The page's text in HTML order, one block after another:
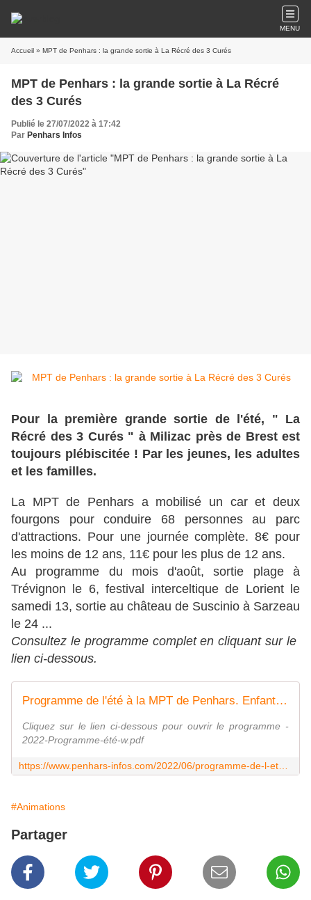
MENU
Accueil » MPT de Penhars : la grande sortie à La Récré des 3 Curés
MPT de Penhars : la grande sortie à La Récré
des 3 Curés
Publié le 27/07/2022 à 17:42
Par Penhars Infos
Pour la première grande sortie de l'été, " La
Récré des 3 Curés " à Milizac près de Brest est
toujours plébiscitée ! Par les jeunes, les adultes
et les familles.
La MPT de Penhars a mobilisé un car et deux
fourgons pour conduire 68 personnes au parc
d'attractions. Pour une journée complète. 8€ pour
les moins de 12 ans, 11€ pour les plus de 12 ans.
Au programme du mois d'août, sortie plage à
Trévignon le 6, festival interceltique de Lorient le
samedi 13, sortie au château de Suscinio à Sarzeau
le 24 ...
Consultez le programme complet en cliquant sur le
lien ci-dessous.
Programme de l'été à la MPT de Penhars. Enfants, adultes, familles tout public - Penhars Infos Quimper
Cliquez sur le lien ci-dessous pour ouvrir le programme -
2022-Programme-été-w.pdf
#Animations
Partager